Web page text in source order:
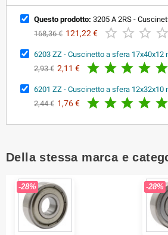
Questo prodotto: 3205 A 2RS -
168,36 € 121,22 €    
6203 ZZ - Cuscinetto a sfera 17x40x12
2,93 € 2,11 €     
6201 ZZ - Cuscinetto a sfera 12x32x10
2,44 € 1,76 €     
Della stessa marca e
-28% -28%